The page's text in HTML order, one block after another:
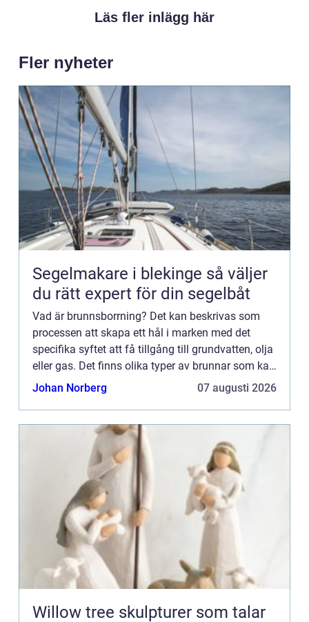
Läs fler inlägg här
Fler nyheter
Segelmakare i blekinge så väljer
du rätt expert för din segelbåt
Vad är brunnsborrning? Det kan beskrivas som
processen att skapa ett hål i marken med det
specifika syftet att få tillgång till grundvatten, olja
eller gas. Det finns olika typer av brunnar som kan
borras, beroende på vad...
Johan Norberg 07 augusti 2026
Willow tree skulpturer som talar